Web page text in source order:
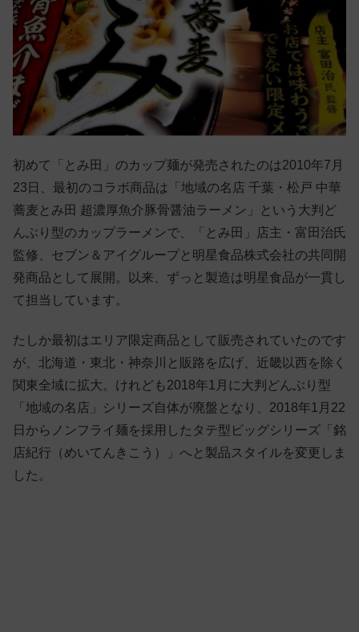
初めて「とみ田」のカップ麺が発売されたのは2010年7月
23日、最初のコラボ商品は「地域の名店 千葉・松戸 中華
蕎麦とみ田 超濃厚魚介豚骨醤油ラーメン」という大判ど
んぶり型のカップラーメンで、「とみ田」店主・富田治氏
監修、セブン＆アイグループと明星食品株式会社の共同開
発商品として展開。以来、ずっと製造は明星食品が一貫し
て担当しています。
たしか最初はエリア限定商品として販売されていたのです
が、北海道・東北・神奈川と販路を広げ、近畿以西を除く
関東全域に拡大。けれども2018年1月に大判どんぶり型
「地域の名店」シリーズ自体が廃盤となり、2018年1月22
日からノンフライ麺を採用したタテ型ビッグシリーズ「銘
店紀行（めいてんきこう）」へと製品スタイルを変更しま
した。